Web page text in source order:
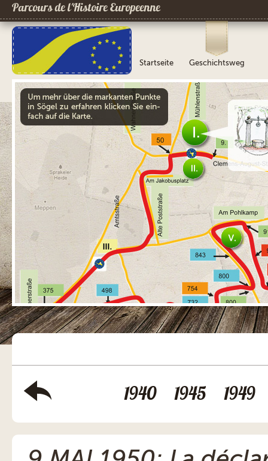
Parcours de l´Histoire Europeenne
Startseite Geschichtsweg
1940 1945 1949